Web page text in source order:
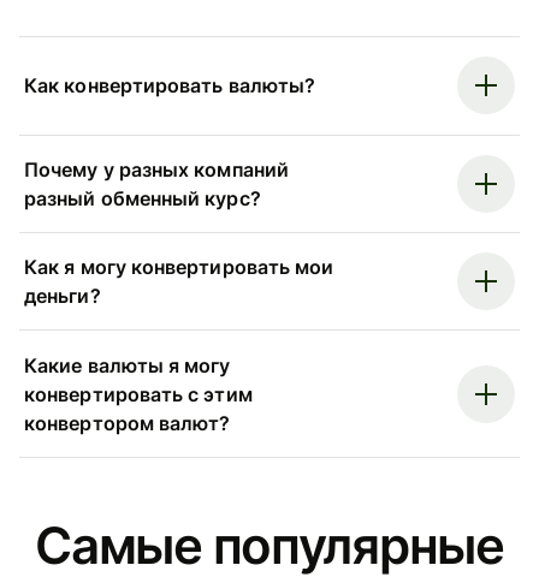
Как конвертировать валюты?
Почему у разных компаний
разный обменный курс?
Как я могу конвертировать мои
деньги?
Какие валюты я могу
конвертировать с этим
конвертором валют?
Самые популярные